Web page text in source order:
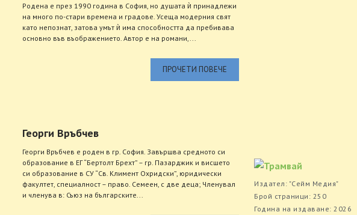
Родена е през 1990 година в София, но душата ѝ принадлежи
на много по-стари времена и градове. Усеща модерния свят
като непознат, затова умът ѝ има способността да пребивава
основно във въображението. Автор е на романи,...
ПРОЧЕТИ ПОВЕЧЕ
Георги Връбчев
Георги Връбчев е роден в гр. София. Завършва средното си
образование в ЕГ “Бертолт Брехт” – гр. Пазарджик и висшето
си образование в СУ “Св. Климент Охридски”, юридически
факултет, специалност – право. Семеен, с две деца; Членувал
и членува в: Съюз на българските...
Издател: "Сейм Медия"
Брой страници: 250
Година на издаване: 2026